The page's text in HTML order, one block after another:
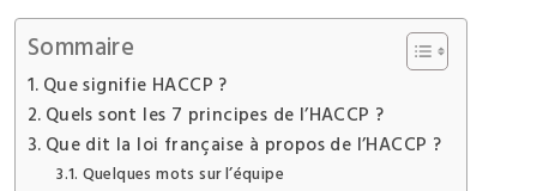
Sommaire
Que signifie HACCP ?
Quels sont les 7 principes de l’HACCP ?
Que dit la loi française à propos de l’HACCP ?
Quelques mots sur l’équipe